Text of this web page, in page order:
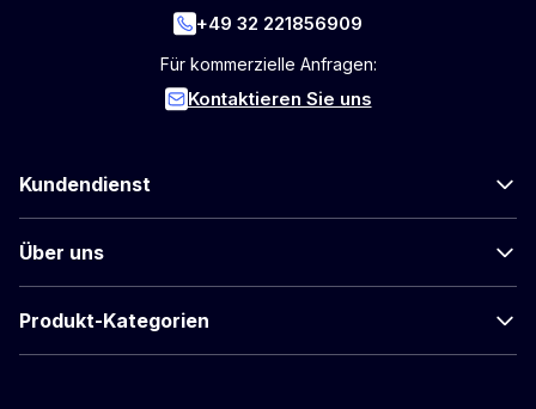
+49 32 221856909
Für kommerzielle Anfragen:
Kontaktieren Sie uns
Kundendienst
Über uns
Produkt-Kategorien